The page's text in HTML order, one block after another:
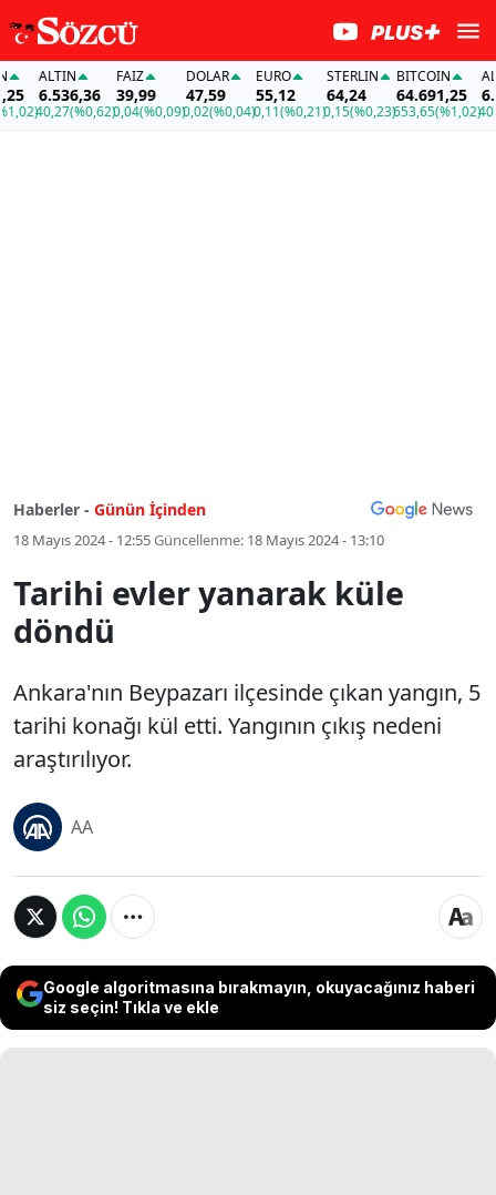
ALTIN
6.536,36
40,27(%0,62)
FAİZ
39,99
0,04(%0,09)
DOLAR
47,59
0,02(%0,04)
EURO
55,12
0,11(%0,21)
STERLIN
64,24
0,15(%0,23)
BITCOIN
64.691,25
653,65(%1,02)40,27
Haberler - Günün İçinden
18 Mayıs 2024 - 12:55Güncellenme: 18 Mayıs 2024 - 13:10
Tarihi evler yanarak küle
döndü
Ankara'nın Beypazarı ilçesinde çıkan yangın, 5
tarihi konağı kül etti. Yangının çıkış nedeni
araştırılıyor.
AA
Google algoritmasına bırakmayın, okuyacağınız haberi
siz seçin! Tıkla ve ekle